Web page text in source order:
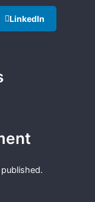
LinkedIn